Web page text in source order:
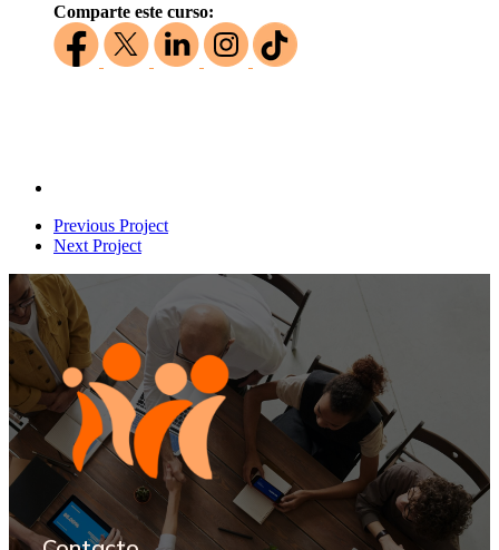
Comparte este curso:
Previous Project
Next Project